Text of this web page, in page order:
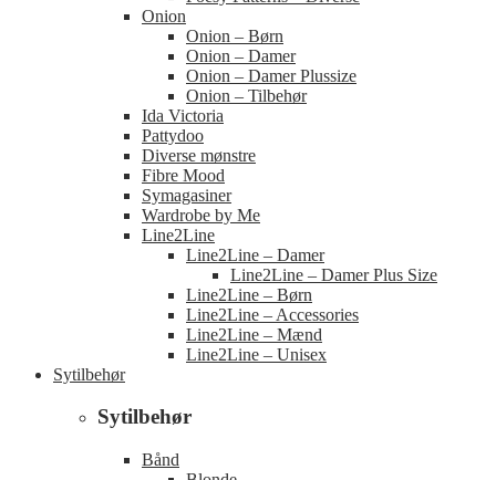
Onion
Onion – Børn
Onion – Damer
Onion – Damer Plussize
Onion – Tilbehør
Ida Victoria
Pattydoo
Diverse mønstre
Fibre Mood
Symagasiner
Wardrobe by Me
Line2Line
Line2Line – Damer
Line2Line – Damer Plus Size
Line2Line – Børn
Line2Line – Accessories
Line2Line – Mænd
Line2Line – Unisex
Sytilbehør
Sytilbehør
Bånd